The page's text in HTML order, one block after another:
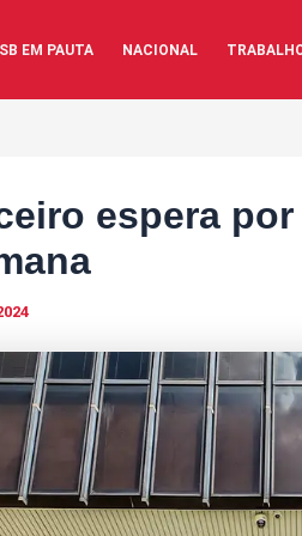
EM PAUTA NACIONAL
espera